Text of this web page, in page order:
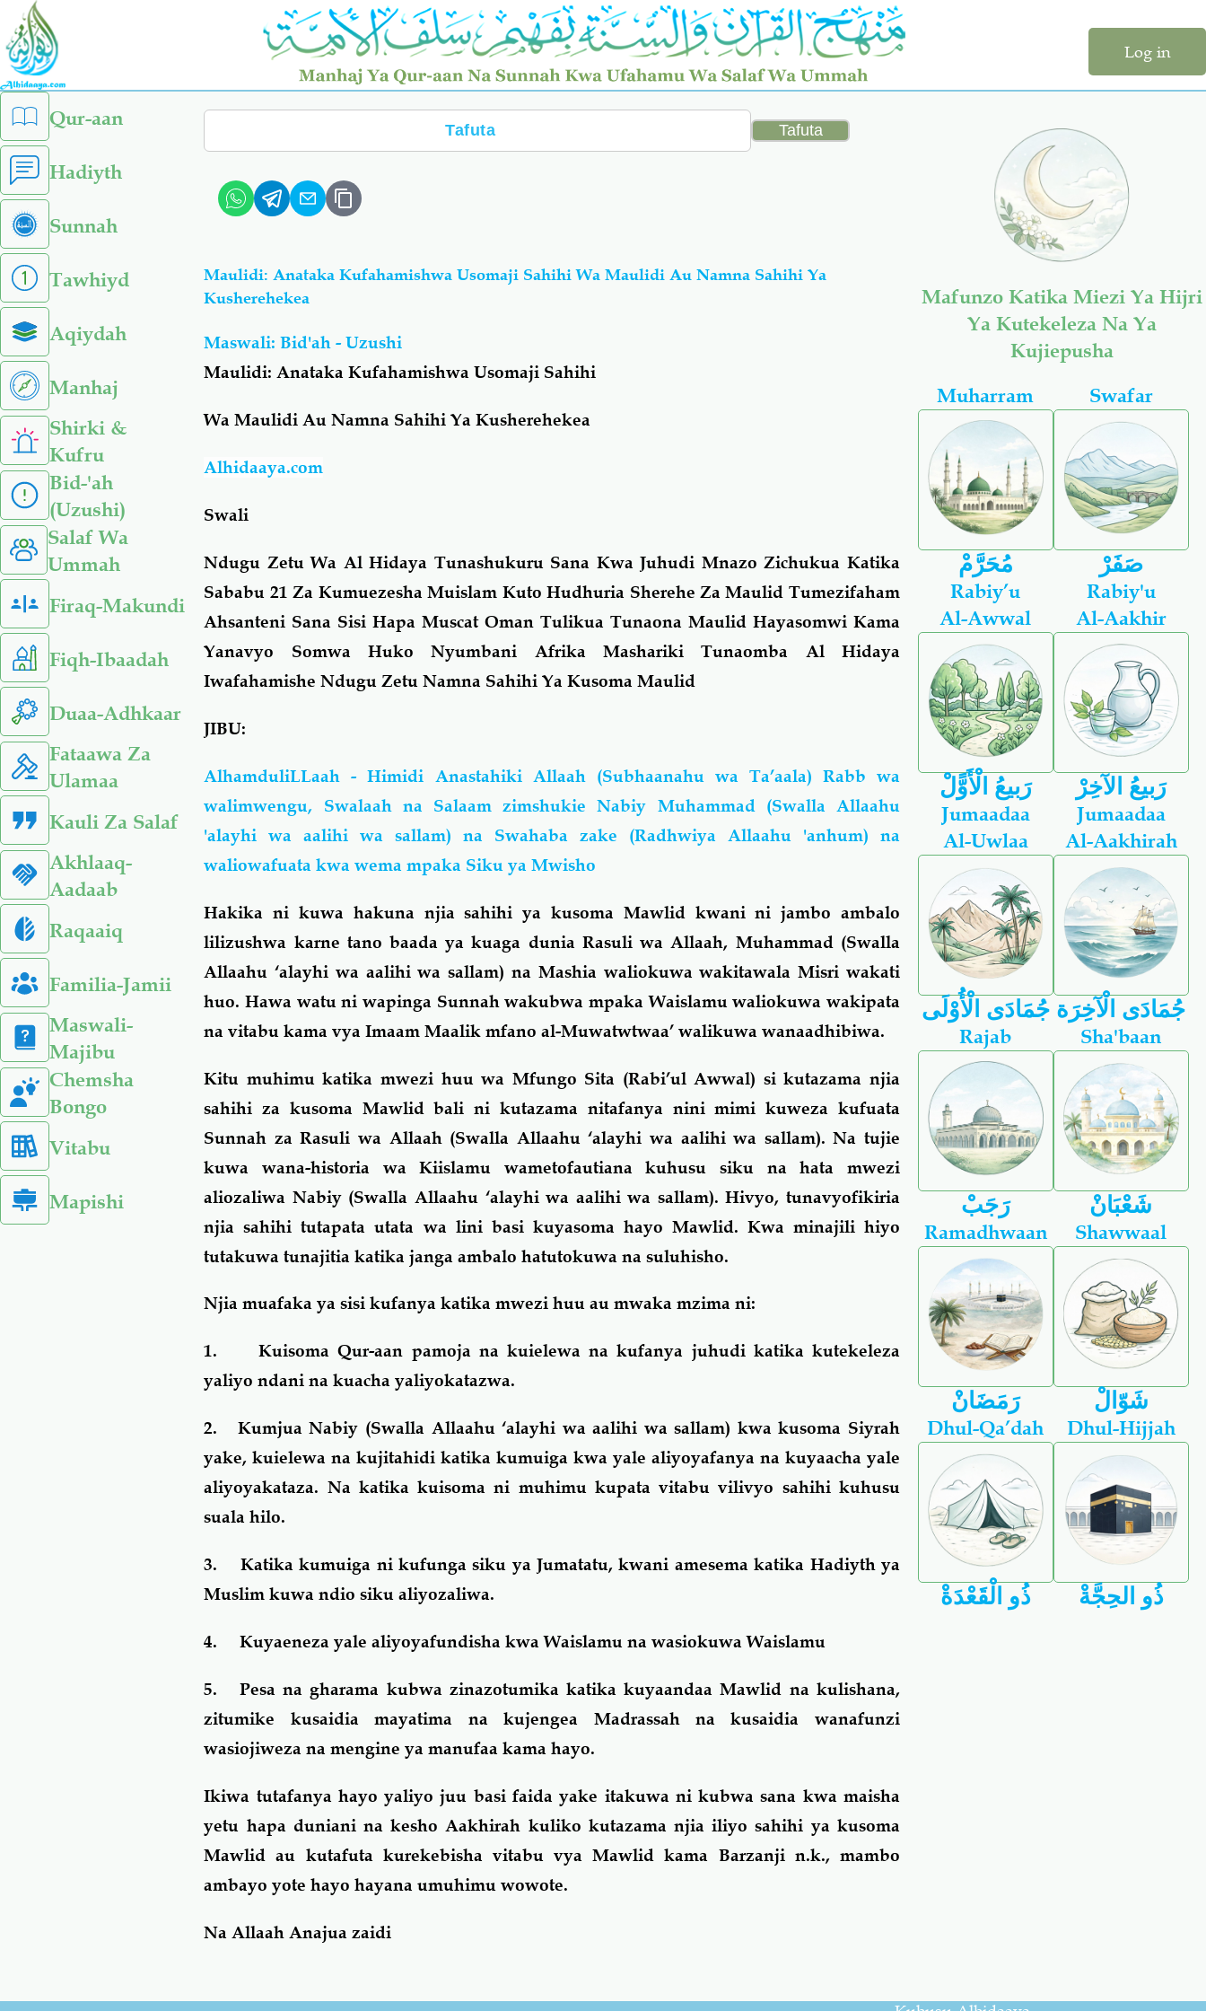
Skip
main
content
Log in
left
sidebar
menu
Qur-aan
Hadiyth
Sunnah
Tawhiyd
Aqiydah
Manhaj
Shirki &
Kufru
Bid-'ah
(Uzushi)
Salaf Wa
Ummah
Firaq-Makundi
Fiqh-Ibaadah
Duaa-Adhkaar
Fataawa Za
Ulamaa
Kauli Za Salaf
Akhlaaq-
Aadaab
Raqaaiq
Familia-Jamii
Maswali-
Majibu
Chemsha
Bongo
Vitabu
Mapishi
Search
Maulidi: Anataka Kufahamishwa Usomaji Sahihi Wa Maulidi Au Namna Sahihi Ya
Kusherehekea
Maswali: Bid'ah - Uzushi
Maulidi: Anataka Kufahamishwa Usomaji Sahihi
WaMaulidi Au Namna Sahihi Ya Kusherehekea
Alhidaaya.com
Swali
Ndugu Zetu Wa Al Hidaya Tunashukuru Sana Kwa Juhudi Mnazo Zichukua Katika
Sababu 21 Za Kumuezesha Muislam Kuto Hudhuria Sherehe Za Maulid Tumezifaham
Ahsanteni Sana Sisi Hapa Muscat Oman Tulikua Tunaona Maulid Hayasomwi Kama
Yanavyo Somwa Huko Nyumbani Afrika Mashariki Tunaomba Al Hidaya
Iwafahamishe Ndugu Zetu Namna Sahihi Ya Kusoma Maulid
JIBU:
AlhamduliLLaah - Himidi Anastahiki Allaah (Subhaanahu wa Ta’aala) Rabb wa
walimwengu, Swalaah na Salaam zimshukie Nabiy Muhammad (Swalla Allaahu
'alayhi wa aalihi wa sallam) na Swahaba zake (Radhwiya Allaahu 'anhum) na
waliowafuata kwa wema mpaka Siku ya Mwisho
Hakika ni kuwa hakuna njia sahihi ya kusoma Mawlid kwani ni jambo ambalo
lilizushwa karne tano baada ya kuaga dunia Rasuli wa Allaah, Muhammad (Swalla
Allaahu ‘alayhi wa aalihi wa sallam) na Mashia waliokuwa wakitawala Misri wakati
huo. Hawa watu ni wapinga Sunnah wakubwa mpaka Waislamu waliokuwa wakipata
na vitabu kama vya Imaam Maalik mfano al-Muwatwtwaa’ walikuwa wanaadhibiwa.
Kitu muhimu katika mwezi huu wa Mfungo Sita (Rabi’ul Awwal) si kutazama njia
sahihi za kusoma Mawlid bali ni kutazama nitafanya nini mimi kuweza kufuata
Sunnah za Rasuli wa Allaah (Swalla Allaahu ‘alayhi wa aalihi wa sallam). Na tujie
kuwa wana-historia wa Kiislamu wametofautiana kuhusu siku na hata mwezi
aliozaliwa Nabiy (Swalla Allaahu ‘alayhi wa aalihi wa sallam). Hivyo, tunavyofikiria
njia sahihi tutapata utata wa lini basi kuyasoma hayo Mawlid. Kwa minajili hiyo
tutakuwa tunajitia katika janga ambalo hatutokuwa na suluhisho.
Njia muafaka ya sisi kufanya katika mwezi huu au mwaka mzima ni:
1.Kuisoma Qur-aan pamoja na kuielewa na kufanya juhudi katika kutekeleza
yaliyo ndani na kuacha yaliyokatazwa.
2. Kumjua Nabiy (Swalla Allaahu ‘alayhi wa aalihi wa sallam) kwa kusoma Siyrah
yake, kuielewa na kujitahidi katika kumuiga kwa yale aliyoyafanya na kuyaacha yale
aliyoyakataza. Na katika kuisoma ni muhimu kupata vitabu vilivyo sahihi kuhusu
suala hilo.
3. Katika kumuiga ni kufunga siku ya Jumatatu, kwani amesema katika Hadiyth ya
Muslim kuwa ndio siku aliyozaliwa.
4.Kuyaeneza yale aliyoyafundisha kwa Waislamu na wasiokuwa Waislamu
5. Pesa na gharama kubwa zinazotumika katika kuyaandaa Mawlid na kulishana,
zitumike kusaidia mayatima na kujengea Madrassah na kusaidia wanafunzi
wasiojiweza na mengine ya manufaa kama hayo.
Ikiwa tutafanya hayo yaliyo juu basi faida yake itakuwa ni kubwa sana kwa maisha
yetu hapa duniani na kesho Aakhirah kuliko kutazama njia iliyo sahihi ya kusoma
Mawlid au kutafuta kurekebisha vitabu vya Mawlid kama Barzanji n.k., mambo
ambayo yote hayo hayana umuhimu wowote.
Na Allaah Anajua zaidi
Mafunzo Katika Miezi Ya Hijri
Ya Kutekeleza Na Ya
Kujiepusha
Muharram
مُحَرَّمْ
Swafar
صَفَرْ
Rabiy’u
Al-Awwal
رَبيعُ الْأَوًّلْ
Rabiy'u
Al-Aakhir
رَبيعُ الآخِرْ
Jumaadaa
Al-Uwlaa
جُمَادَى الْأُوْلَى
Jumaadaa
Al-Aakhirah
جُمَادَى الْآخِرَة
Rajab
رَجَبْ
Sha'baan
شَعْبَانْ
Ramadhwaan
رَمَضَانْ
Shawwaal
شَوّالْ
Dhul-Qa’dah
ذُو الْقَعْدَةْ
Dhul-Hijjah
ذُو الحِجَّةْ